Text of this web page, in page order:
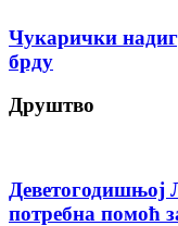
Чукарички
брду
Друштво
Деветогодишњој
потребна помоћ